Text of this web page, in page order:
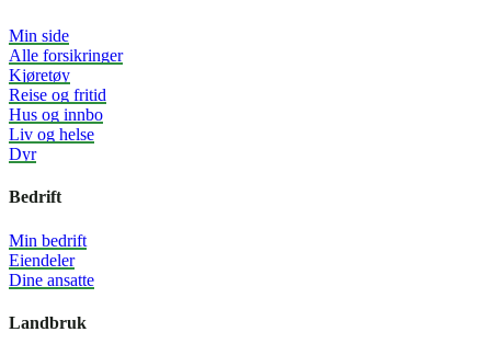
Min side
Alle forsikringer
Kjøretøy
Reise og fritid
Hus og innbo
Liv og helse
Dyr
Bedrift
Min bedrift
Eiendeler
Dine ansatte
Landbruk